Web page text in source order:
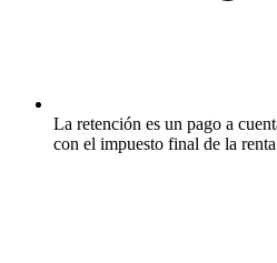
La retención es un pago a
con el impuesto final de la